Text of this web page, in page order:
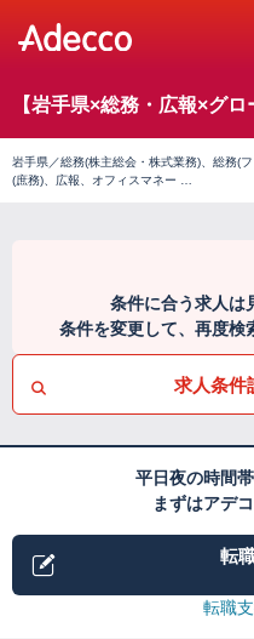
【岩手県×総務・広報×グ
岩手県／総務(株主総会・株式業務)、総務(
(庶務)、広報、オフィスマネー …
条件に合う求人は
条件を変更して、再度検
求人条件
平日夜の時間
まずはアデ
転
転職